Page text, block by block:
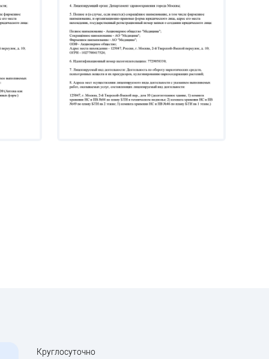
Круглосуточно